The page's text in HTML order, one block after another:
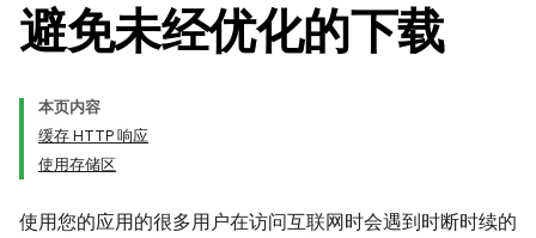
避免未经优化的下载
本页内容
缓存 HTTP 响应
使用存储区
使用您的应用的很多用户在访问互联网时会遇到时断时续的